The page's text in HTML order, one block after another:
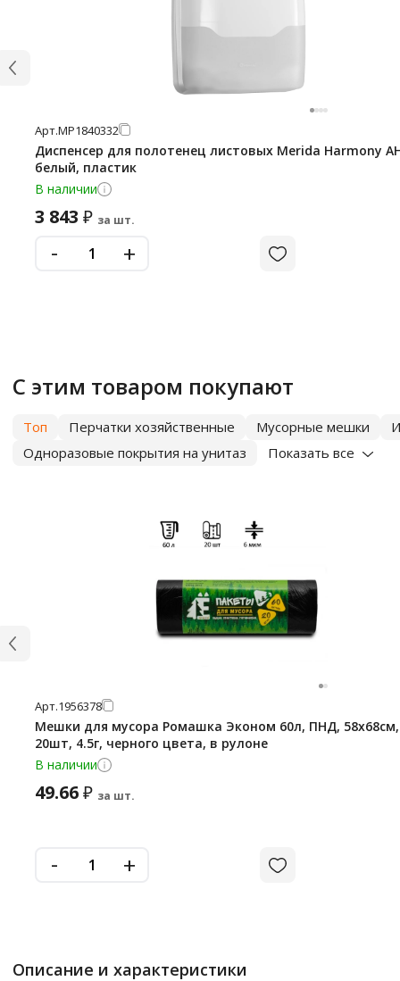
Арт.МР1840332
Диспенсер для полотенец листовых Merida Harmony
белый, пластик
В наличии
3 843 ₽ за шт.
- +
С этим товаром покупают
Топ Перчатки хозяйственные Мусорные мешки
Одноразовые покрытия на унитаз
Показать все
Арт.1956378
Мешки для мусора Ромашка Эконом 60л, ПНД,
20шт, 4.5г, черного цвета, в рулоне
В наличии
49.66₽ за шт.
- +
Описание и характеристики